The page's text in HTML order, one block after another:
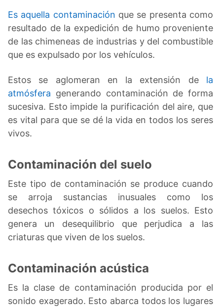
Es aquella contaminación que se presenta como
resultado de la expedición de humo proveniente
de las chimeneas de industrias y del combustible
que es expulsado por los vehículos.
Estos se aglomeran en la extensión de la
atmósfera generando contaminación de forma
sucesiva. Esto impide la purificación del aire, que
es vital para que se dé la vida en todos los seres
vivos.
Contaminación del suelo
Este tipo de contaminación se produce cuando
se arroja sustancias inusuales como los
desechos tóxicos o sólidos a los suelos. Esto
genera un desequilibrio que perjudica a las
criaturas que viven de los suelos.
Contaminación acústica
Es la clase de contaminación producida por el
sonido exagerado. Esto abarca todos los lugares